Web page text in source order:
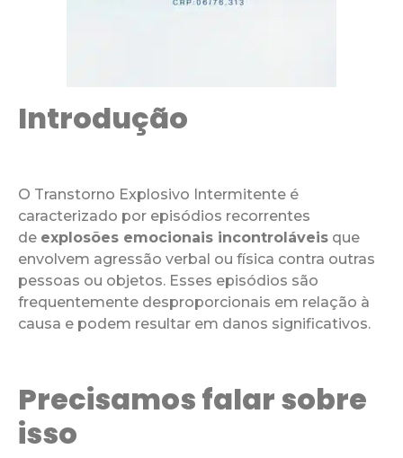
Introdução
O Transtorno Explosivo Intermitente é
caracterizado por episódios recorrentes
de explosões emocionais incontroláveis que
envolvem agressão verbal ou física contra outras
pessoas ou objetos. Esses episódios são
frequentemente desproporcionais em relação à
causa e podem resultar em danos significativos.
Precisamos falar sobre
isso